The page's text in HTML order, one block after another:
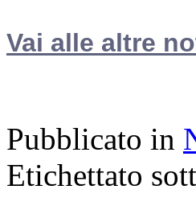
Vai alle altre
Pubblicato in
Etichettato